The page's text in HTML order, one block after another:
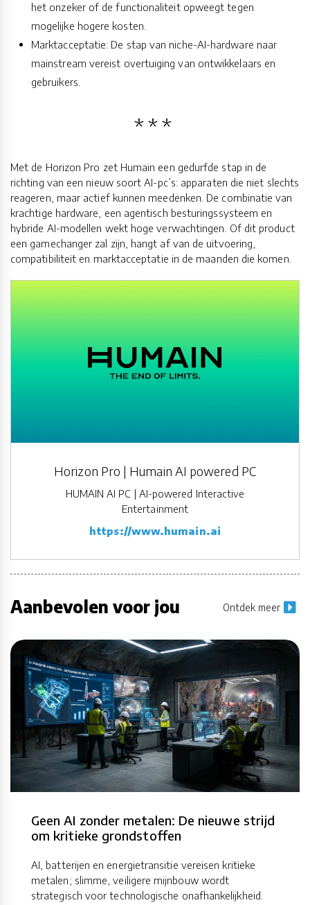
het onzeker of de functionaliteit opweegt tegen
mogelijke hogere kosten.
Marktacceptatie: De stap van niche-AI-hardware naar
mainstream vereist overtuiging van ontwikkelaars en
gebruikers.
Met de Horizon Pro zet Humain een gedurfde stap in de
richting van een nieuw soort AI-pc’s: apparaten die niet slechts
reageren, maar actief kunnen meedenken. De combinatie van
krachtige hardware, een agentisch besturingssysteem en
hybride AI-modellen wekt hoge verwachtingen. Of dit product
een gamechanger zal zijn, hangt af van de uitvoering,
compatibiliteit en marktacceptatie in de maanden die komen.
Horizon Pro | Humain AI powered PC
HUMAIN AI PC | AI-powered Interactive
Entertainment
https://www.humain.ai
Aanbevolen voor jou Ontdek meer
Geen AI zonder metalen: De nieuwe strijd
om kritieke grondstoffen
AI, batterijen en energietransitie vereisen kritieke
metalen; slimme, veiligere mijnbouw wordt
strategisch voor technologische onafhankelijkheid.